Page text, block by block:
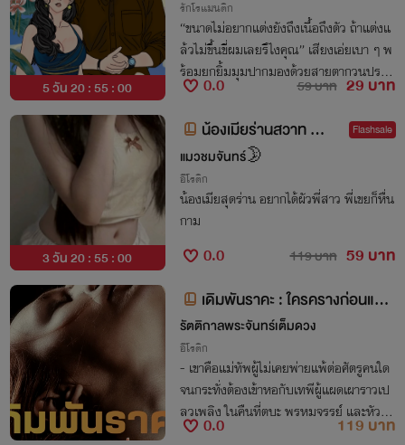
5 วัน 20 : 54 : 59
รักโรแมนติก
“ขนาดไม่อยากแต่งยังถึงเนื้อถึงตัว ถ้าแต่งแ
ล้วไม่ขึ้นขี่ผมเลยรึไงคุณ” เสียงเอ่ยเบา ๆ พ
ร้อมยกยิ้มมุมปากมองด้วยสายตากวนประส
าทแทน
0.0 59 บาท 29 บาท
3 วัน 20 : 54 : 59
น้องเมียร่านสวาท 🔞
(NC เน้นๆ) (มีอีบุ๊ค)
Flashsale
แมวชมจันทร์🌛
อีโรติก
น้องเมียสุดร่าน อยากได้ผัวพี่สาว พี่เขยก็หื่น
กาม
0.0 119 บาท 59 บาท
เดิมพันราคะ : ใครครางก่อนแพ้
(ปัทมราชแผดเผาใจ)
รัตติกาลพระจันทร์เต็มดวง
อีโรติก
- เขาคือแม่ทัพผู้ไม่เคยพ่ายแพ้ต่อศัตรูคนใด
จนกระทั่งต้องเข้าหอกับเทพีผู้แผดเผาราวเป
ลวเพลิง ในคืนที่ตบะ พรหมจรรย์ และหัวใจ
ถูกเดิมพันบนเตียงเดียวกัน-
0.0
119 บาท